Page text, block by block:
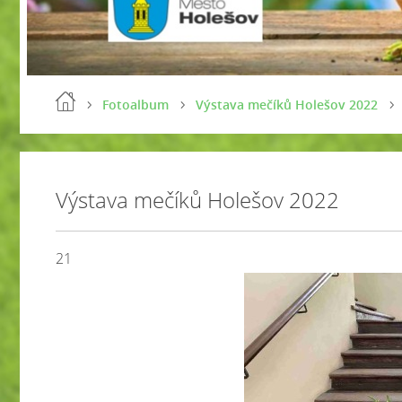
Fotoalbum Výstava mečíků Holešov 2022
Výstava mečíků Holešov 2022
21